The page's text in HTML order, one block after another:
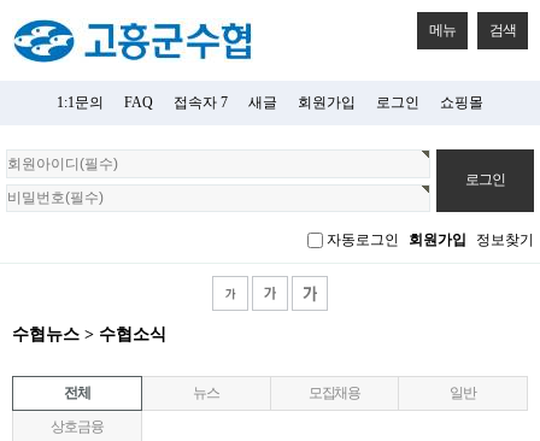
메뉴 검색
1:1문의 FAQ 접속자 7 새글 회원가입 로그인 쇼핑몰
회
원
로
자동로그인 회원가입 정보찾기
수협뉴스 > 수협소식
전체 뉴스 모집채용
일반
상호금융